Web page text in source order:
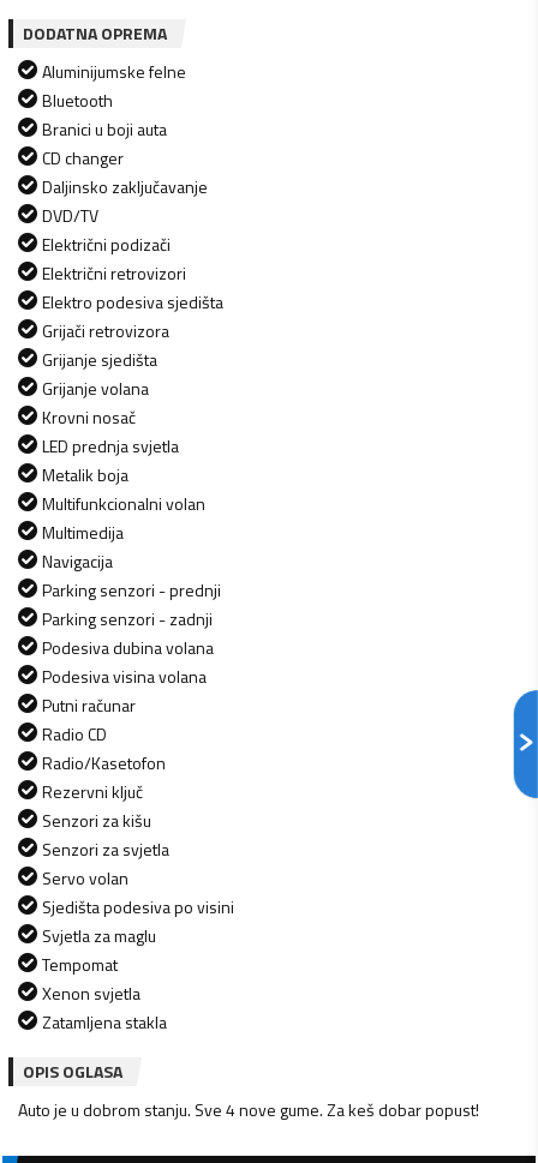
DODATNA OPREMA
Aluminijumske felne
Bluetooth
Branici u boji auta
CD changer
Daljinsko zaključavanje
DVD/TV
Električni podizači
Električni retrovizori
Elektro podesiva sjedišta
Grijači retrovizora
Grijanje sjedišta
Grijanje volana
Krovni nosač
LED prednja svjetla
Metalik boja
Multifunkcionalni volan
Multimedija
Navigacija
Parking senzori - prednji
Parking senzori - zadnji
Podesiva dubina volana
Podesiva visina volana
Putni računar
Radio CD
Radio/Kasetofon
Rezervni ključ
Senzori za kišu
Senzori za svjetla
Servo volan
Sjedišta podesiva po visini
Svjetla za maglu
Tempomat
Xenon svjetla
Zatamljena stakla
OPIS OGLASA
Auto je u dobrom stanju. Sve 4 nove gume. Za keš dobar popust!